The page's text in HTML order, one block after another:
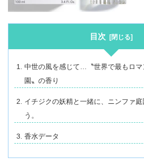
目次
中世の風を感じて…〝世界で最もロマ
園〟の香り
イチジクの妖精と一緒に、ニンファ
う。
香水データ